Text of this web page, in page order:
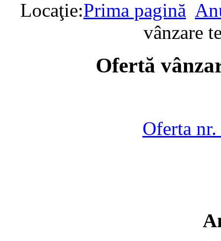
Locaţie:Prima pagină
vânzare
Ofertă
Oferta